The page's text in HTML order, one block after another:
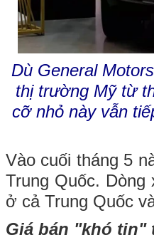
Dù General
thị trường Mỹ từ
cỡ nhỏ này vẫn
Vào cuối tháng 5
Trung Quốc.
ở cả Trung Quốc
Giá bán "khó tin"